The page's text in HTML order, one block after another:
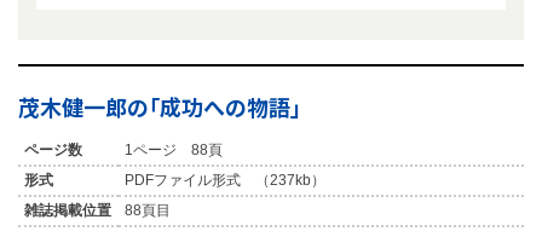
茂木健一郎の「成功への物語」
ページ数
1ページ 88頁
形式
PDFファイル形式 （237kb）
雑誌掲載位置
88頁目